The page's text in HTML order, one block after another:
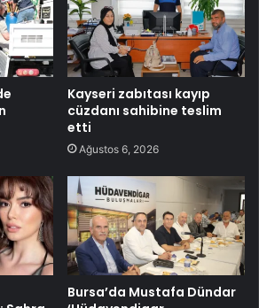
Kayseri zabıtası kayıp
cüzdanı sahibine teslim
etti
Ağustos 6, 2026
Bursa’da Mustafa Dündar